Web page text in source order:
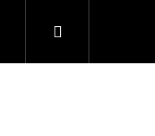
Nákupní